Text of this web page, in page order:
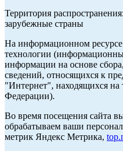
Территория
зарубежные страны
На информационном
технологии
информации на основе
сведений, относящихся к
"Интернет", находящихся на
Федерации).
Во время посещения сайта
обрабатываем ваши
метрик Яндекс Метрика,